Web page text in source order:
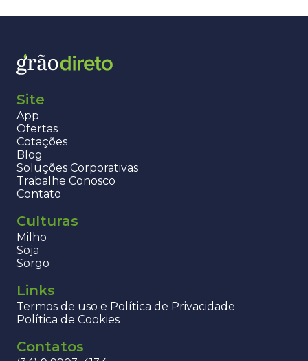
Site
App
Ofertas
Cotações
Blog
Soluções Corporativas
Trabalhe Conosco
Contato
Culturas
Milho
Soja
Sorgo
Links
Termos de uso e Política de Privacidade
Política de Cookies
Contatos